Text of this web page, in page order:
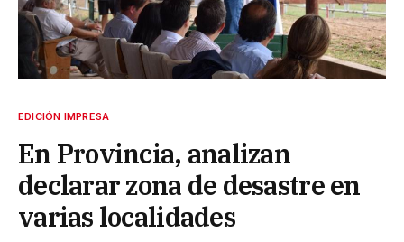
EDICIÓN IMPRESA
En Provincia, analizan
declarar zona de desastre en
varias localidades